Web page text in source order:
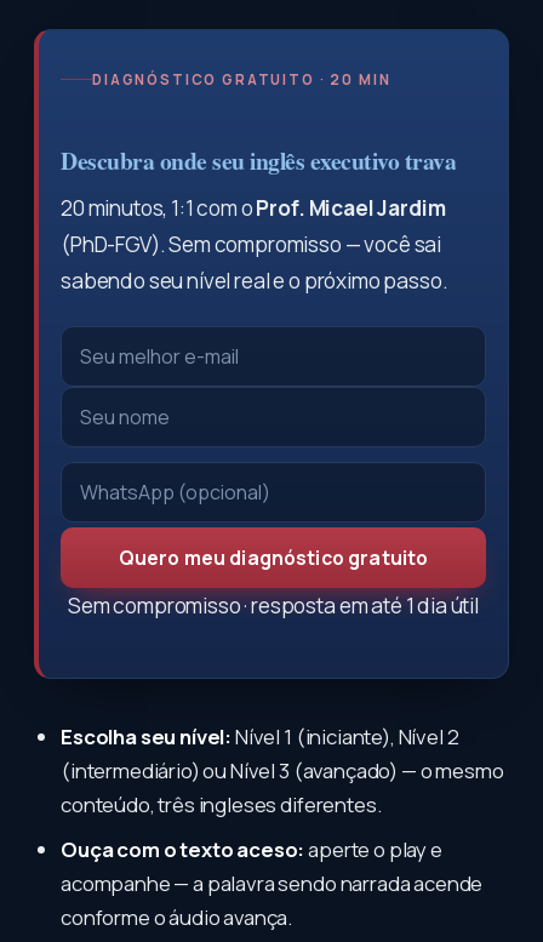
DIAGNÓSTICO GRATUITO · 20 MIN
Descubra onde seu inglês executivo trava
20 minutos, 1:1 com oProf. Micael Jardim
(PhD-FGV). Sem compromisso — você sai
sabendo seu nível real e o próximo passo.
Quero meu diagnóstico gratuito
Sem compromisso · resposta em até 1 dia útil
Escolha seu nível:Nível 1 (iniciante), Nível 2
(intermediário) ou Nível 3 (avançado) — o mesmo
conteúdo, três ingleses diferentes.
Ouça com o texto aceso:aperte o play e
acompanhe — a palavra sendo narrada acende
conforme o áudio avança.